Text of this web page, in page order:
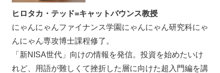
ヒロタカ・テッド=キャットバウンス教授
にゃんにゃんファイナンス学園にゃんにゃん研究科にゃ
んにゃん専攻博士課程修了。
「新NISA世代」向けの情報を発信。投資を始めたいけ
れど、用語が難しくて挫折した層に向けた超入門編を講